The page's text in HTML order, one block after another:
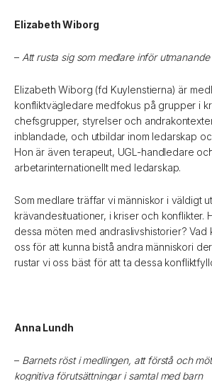
Elizabeth Wiborg
–Att rusta sig som medlare inför utmanande
Elizabeth Wiborg (fd Kuylenstierna) är
konfliktvägledare medfokus på grupper i
chefsgrupper, styrelser och
inblandade, och utbildar inom ledarskap
Hon är även terapeut, UGL-handledare
arbetarinternationellt med ledarskap.
Som medlare träffar vi människor i väldigt
krävandesituationer, i kriser och konflikter.
dessa möten med andraslivshistorier?
oss för att kunna bistå andra människori
rustar vi oss bäst för att ta dessa
Anna Lundh
– Barnetsröst i medlingen, att förstå och
kognitiva förutsättningar i samtal med barn